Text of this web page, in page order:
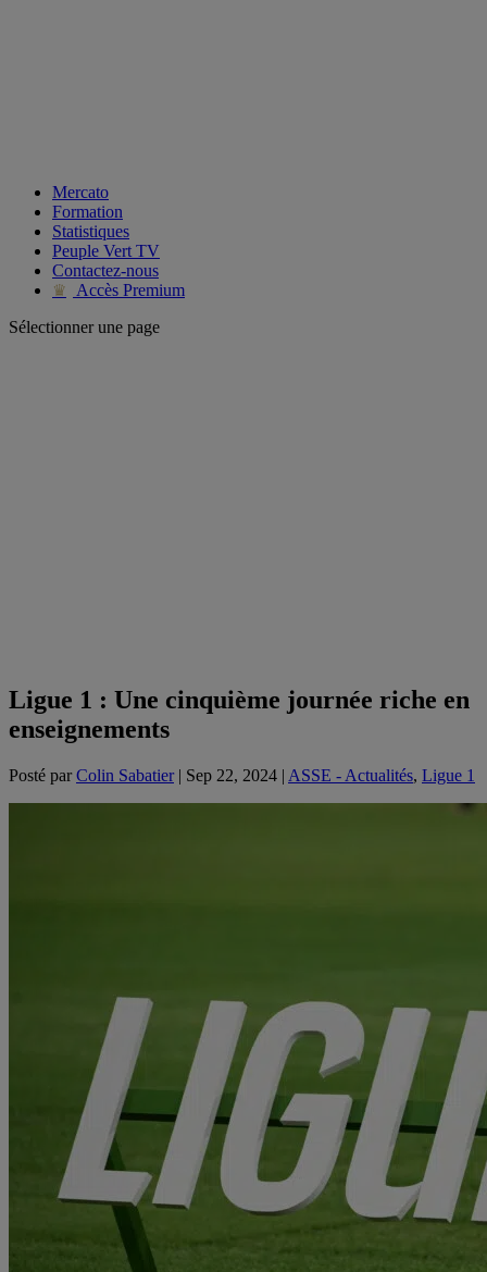
Mercato
Formation
Statistiques
Peuple Vert TV
Contactez-nous
♛
Accès Premium
Sélectionner une page
Ligue 1 : Une cinquième journée riche en
enseignements
Posté parColin Sabatier| Sep 22, 2024 | ASSE - Actualités, Ligue 1